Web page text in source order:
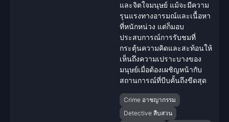
และจิตใจมนุษย์ แม้จะมีความ
รุนแรงทางอารมณ์และเนื้อหา
ที่หนักหน่วง แต่ก็มอบ
ประสบการณ์การรับชมที่
กระตุ้นความคิดและสะท้อนให้
เห็นถึงความเปราะบางของ
มนุษย์เมื่อต้องเผชิญหน้ากับ
สถานการณ์ที่บีบคั้นถึงขีดสุด
Crime อาชญากรรม
Detective สืบสวน